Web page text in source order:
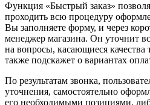
Функция «Быстрый заказ»
проходить всю процедуру
Вы заполняете форму, и через
менеджер магазина. Он уточнит
на вопросы, касающиеся качества
также подскажет о вариантах
По результатам звонка,
уточнения, самостоятельно
его необходимыми позициями,